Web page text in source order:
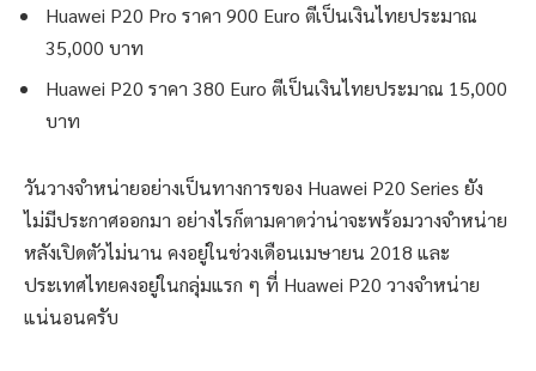
Huawei P20 Pro ราคา 900 Euro ตีเป็นเงินไทยประมาณ
35,000 บาท
Huawei P20 ราคา 380 Euro ตีเป็นเงินไทยประมาณ 15,000
บาท
วันวางจำหน่ายอย่างเป็นทางการของ Huawei P20 Series ยัง
ไม่มีประกาศออกมา อย่างไรก็ตามคาดว่าน่าจะพร้อมวางจำหน่าย
หลังเปิดตัวไม่นาน คงอยู่ในช่วงเดือนเมษายน 2018 และ
ประเทศไทยคงอยู่ในกลุ่มแรก ๆ ที่ Huawei P20 วางจำหน่าย
แน่นอนครับ